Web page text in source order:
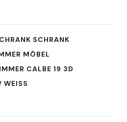
SCHRANK
MÖBEL
CALBE 19 3D